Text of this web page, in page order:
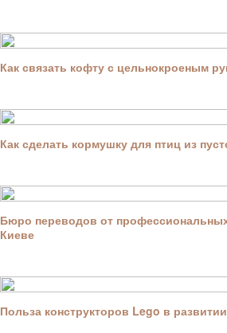
Как связать кофту с цельнокроеным
Как сделать кормушку для птиц из
Бюро переводов от
Киеве
Польза конструкторов Lego в